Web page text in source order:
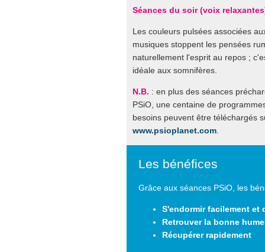
Séances du soir (voix
Les couleurs pulsées associées
musiques stoppent les pensées
naturellement l'esprit au repos ;
idéale aux somnifères.
N.B. : en plus des séances
PSiO, une centaine de
besoins peuvent être téléchargés
www.psioplanet.com
Les bénéfices
Grâce aux séances PSiO, les
S'endormir facilement et
Retrouver la bonne
Récupérer rapidement